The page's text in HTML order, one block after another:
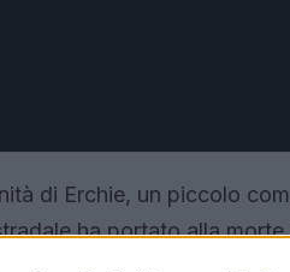
di Erchie, un piccolo
ha portato alla